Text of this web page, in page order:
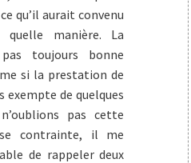
qu’il aurait convenu
manière. La
toujours bonne
si la prestation de
exempte de quelques
pas cette
contrainte, il me
de rappeler deux